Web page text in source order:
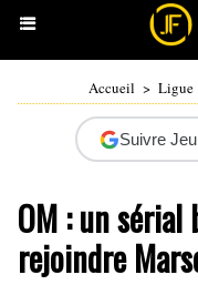
Accueil > Ligue
Suivre
OM : un
rejoindre